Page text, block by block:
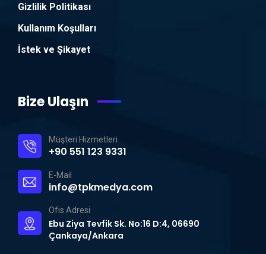
Gizlilik Politikası
Kullanım Koşulları
İstek ve Şikayet
Bize Ulaşın
Müşteri Hizmetleri
+90 551 123 9331
E-Mail
info@tpkmedya.com
Ofis Adresi
Ebu Ziya Tevfik Sk. No:16 D:4, 06690
Çankaya/Ankara